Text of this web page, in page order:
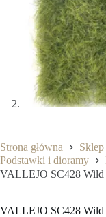
Strona główna Sklep
Podstawki i dioramy
VALLEJO SC428 Wild
VALLEJO SC428 Wild